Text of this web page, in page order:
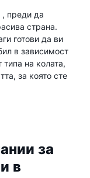
, преди да
страна.
готови да ви
в зависимост
на колата,
за която сте
за
в